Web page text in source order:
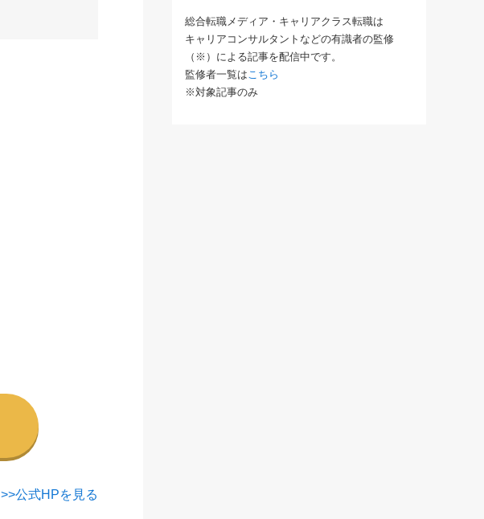
>>公式HPを見る
総合転職メディア・キャリアクラス転職は
キャリアコンサルタントなどの有識者の監修
（※）による記事を配信中です。
監修者一覧はこちら
※対象記事のみ